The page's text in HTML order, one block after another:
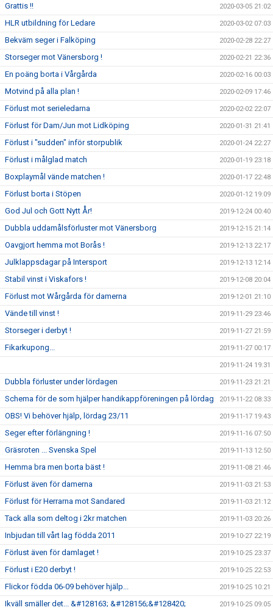
Grattis !! 2020-03-05 21:02
HLR utbildning för Ledare 2020-03-02 07:03
Bekväm seger i Falköping 2020-02-28 22:27
Storseger mot Vänersborg ! 2020-02-21 22:36
En poäng borta i Vårgårda 2020-02-16 00:03
Motvind på alla plan ! 2020-02-09 17:46
Förlust mot serieledarna 2020-02-02 22:07
Förlust för Dam/Jun mot Lidköping 2020-01-31 21:41
Förlust i "sudden" inför storpublik 2020-01-24 22:27
Förlust i målglad match 2020-01-19 23:18
Boxplaymål vände matchen ! 2020-01-17 22:48
Förlust borta i Stöpen 2020-01-12 19:09
God Jul och Gott Nytt År! 2019-12-24 00:40
Dubbla uddamålsförluster mot Vänersborg 2019-12-15 21:14
Oavgjort hemma mot Borås ! 2019-12-13 22:17
Julklappsdagar på Intersport 2019-12-13 12:14
Stabil vinst i Viskafors ! 2019-12-08 20:04
Förlust mot Wårgårda för damerna 2019-12-01 21:10
Vände till vinst ! 2019-11-29 23:46
Storseger i derbyt ! 2019-11-27 21:59
Fikarkupong... 2019-11-27 00:17
2019-11-24 19:31
Dubbla förluster under lördagen 2019-11-23 21:21
Schema för de som hjälper handikappföreningen på lördag 2019-11-22 08:33
OBS! Vi behöver hjälp, lördag 23/11 2019-11-17 19:43
Seger efter förlängning ! 2019-11-16 07:50
Gräsroten ... Svenska Spel 2019-11-13 12:50
Hemma bra men borta bäst ! 2019-11-08 21:46
Förlust även för damerna 2019-11-03 21:53
Förlust för Herrarna mot Sandared 2019-11-03 21:12
Tack alla som deltog i 2kr matchen 2019-11-03 20:26
Inbjudan till vårt lag födda 2011 2019-10-27 22:19
Förlust även för damlaget ! 2019-10-25 23:37
Förlust i E20 derbyt ! 2019-10-25 22:53
Flickor födda 06-09 behöver hjälp... 2019-10-25 10:21
Ikväll smäller det... &#128163; &#128156;&#128420; 2019-10-25 09:05